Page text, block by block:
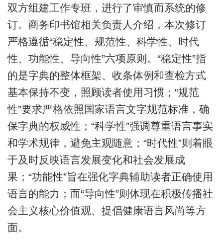
双方组建工作专班，进行了审慎而系统的修
订。商务印书馆相关负责人介绍，本次修订
严格遵循“稳定性、规范性、科学性、时代
性、功能性、导向性”六项原则。“稳定性”指
的是字典的整体框架、收条体例和查检方式
基本保持不变，照顾读者使用习惯；“规范
性”要求严格依照国家语言文字规范标准，确
保字典的权威性；“科学性”强调尊重语言事实
和学术规律，避免主观随意；“时代性”则着眼
于及时反映语言发展变化和社会发展成
果；“功能性”旨在强化字典辅助读者正确使用
语言的能力；而“导向性”则体现在积极传播社
会主义核心价值观、提倡健康语言风尚等方
面。